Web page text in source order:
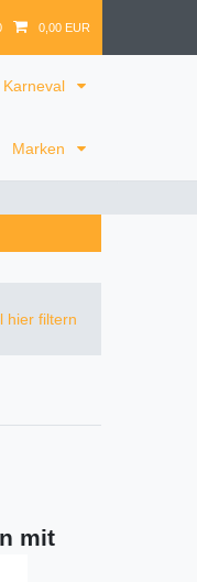
0,00 EUR
Karneval
Marken
hier filtern
mit